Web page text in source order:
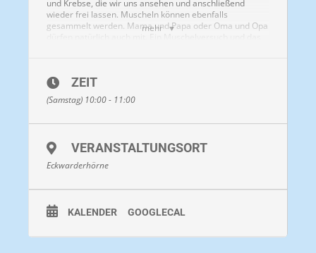
mehr
und Krebse, die wir uns ansehen und anschließend
wieder frei lassen. Muscheln können ebenfalls
gesammelt werden. Mama und Papa oder Oma und Opa
Bekleidung:Im Winter lange Hose, im Sommer
idealerweise mit kurzer Hose und Beachies®.
Beachies® (Wattsocken) können am Treffpunkt
erworben werden. Im Winter lange Hose mit
hoher Sonnenschutz / Kopfbedeckung.
ZEIT
(Samstag) 10:00 - 11:00
VERANSTALTUNGSORT
Eckwarderhörne
KALENDER GOOGLECAL